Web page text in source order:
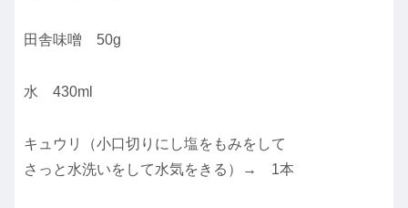
田舎味噌 50g
水 430ml
キュウリ（小口切りにし塩をもみをして
さっと水洗いをして水気をきる）→ 1本